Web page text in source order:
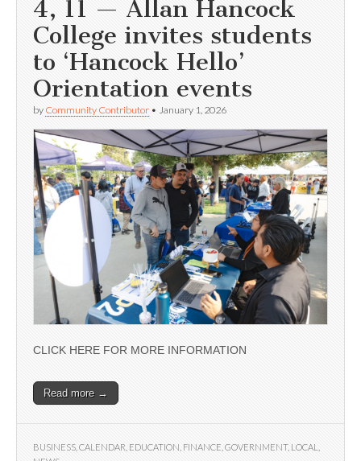
4, 11 — Allan Hancock
College invites students
to ‘Hancock Hello’
Orientation events
by Community Contributor • January 1, 2026
CLICK HERE FOR MORE INFORMATION
Read more →
BUSINESS CALENDAR EDUCATION FINANCE GOVERNMENT, LOCAL